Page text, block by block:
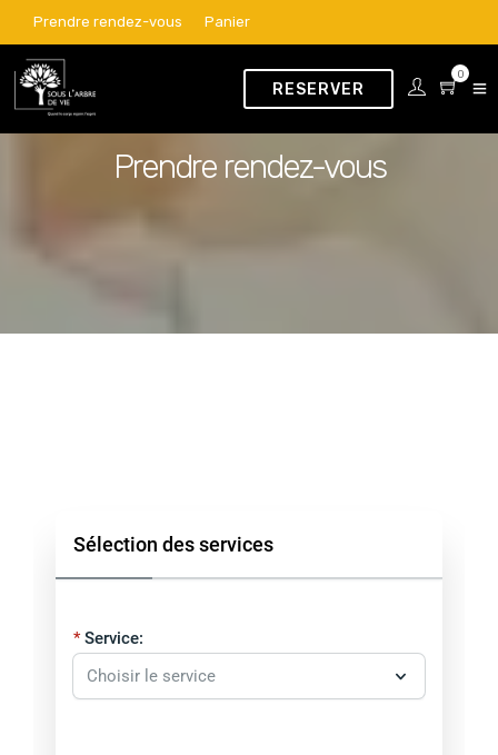
Prendre rendez-vous Panier
RESERVER
0
Prendre rendez-vous
Sélection des services
Service: